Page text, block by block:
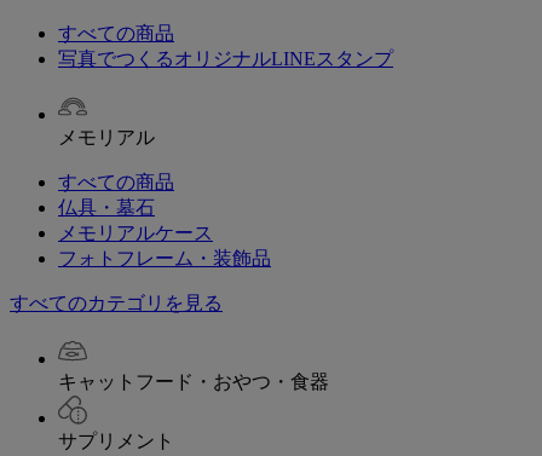
すべての商品
写真でつくるオリジナルLINEスタンプ
メモリアル
すべての商品
仏具・墓石
メモリアルケース
フォトフレーム・装飾品
すべてのカテゴリを見る
キャットフード・おやつ・食器
サプリメント